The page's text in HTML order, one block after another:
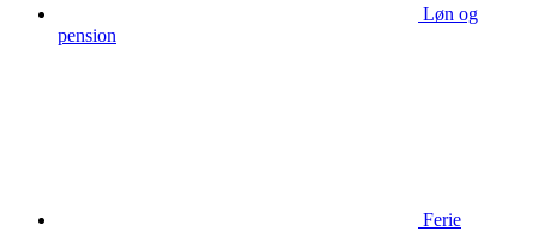
Løn og
pension
Ferie